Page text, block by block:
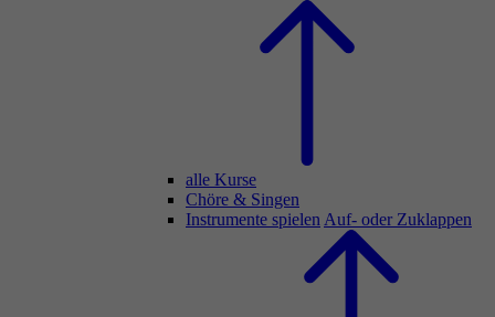
alle Kurse
Chöre & Singen
Instrumente spielen Auf- oder Zuklappen